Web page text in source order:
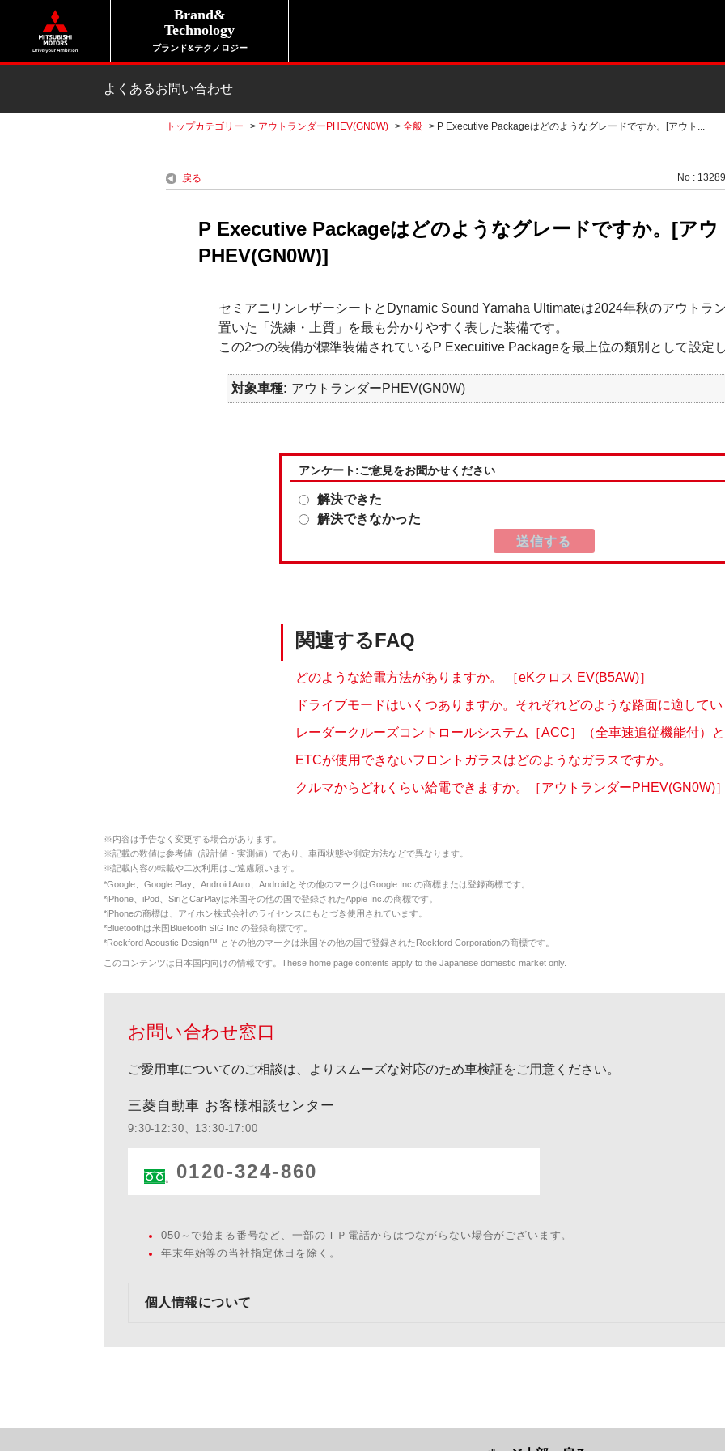
Brand&
Technology
ブランド&テクノロジー
よくあるお問い合わせ
トップカテゴリー > アウトランダーPHEV(GN0W) > 全般 > P Executive Packageはどのようなグレードですか。[アウト...
戻る No : 13289
P Executive Packageはどのようなグレードですか。[アウ
PHEV(GN0W)]
セミアニリンレザーシートとDynamic Sound Yamaha Ultimateは2024年秋のアウトラ
置いた「洗練・上質」を最も分かりやすく表した装備です。
この2つの装備が標準装備されているP Execuitive Packageを最上位の類別として設定し
対象車種 アウトランダーPHEV(GN0W)
アンケート:ご意見をお聞かせください
解決できた
解決できなかった
関連するFAQ
どのような給電方法がありますか。 ［eKクロス EV(B5AW)］
ドライブモードはいくつありますか。それぞれどのような路面に適してい
レーダークルーズコントロールシステム［ACC］（全車速追従機能付）
ETCが使用できないフロントガラスはどのようなガラスですか。
クルマからどれくらい給電できますか。［アウトランダーPHEV(GN0W)］
※内容は予告なく変更する場合があります。
※記載の数値は参考値（設計値・実測値）であり、車両状態や測定方法などで異なります。
※記載内容の転載や二次利用はご遠慮願います。
*Google、Google Play、Android Auto、Androidとその他のマークはGoogle Inc.の商標または登録商標です。
*iPhone、iPod、SiriとCarPlayは米国その他の国で登録されたApple Inc.の商標です。
*iPhoneの商標は、アイホン株式会社のライセンスにもとづき使用されています。
*Bluetoothは米国Bluetooth SIG Inc.の登録商標です。
*Rockford Acoustic Design™ とその他のマークは米国その他の国で登録されたRockford Corporationの商標です。
このコンテンツは日本国内向けの情報です。These home page contents apply to the Japanese domestic market only.
お問い合わせ窓口
ご愛用車についてのご相談は、よりスムーズな対応のため車検証をご用意ください。
三菱自動車 お客様相談センター
9:30-12:30、13:30-17:00
0120-324-860
050～で始まる番号など、一部のＩＰ電話からはつながらない場合がございます。
年末年始等の当社指定休日を除く。
個人情報について